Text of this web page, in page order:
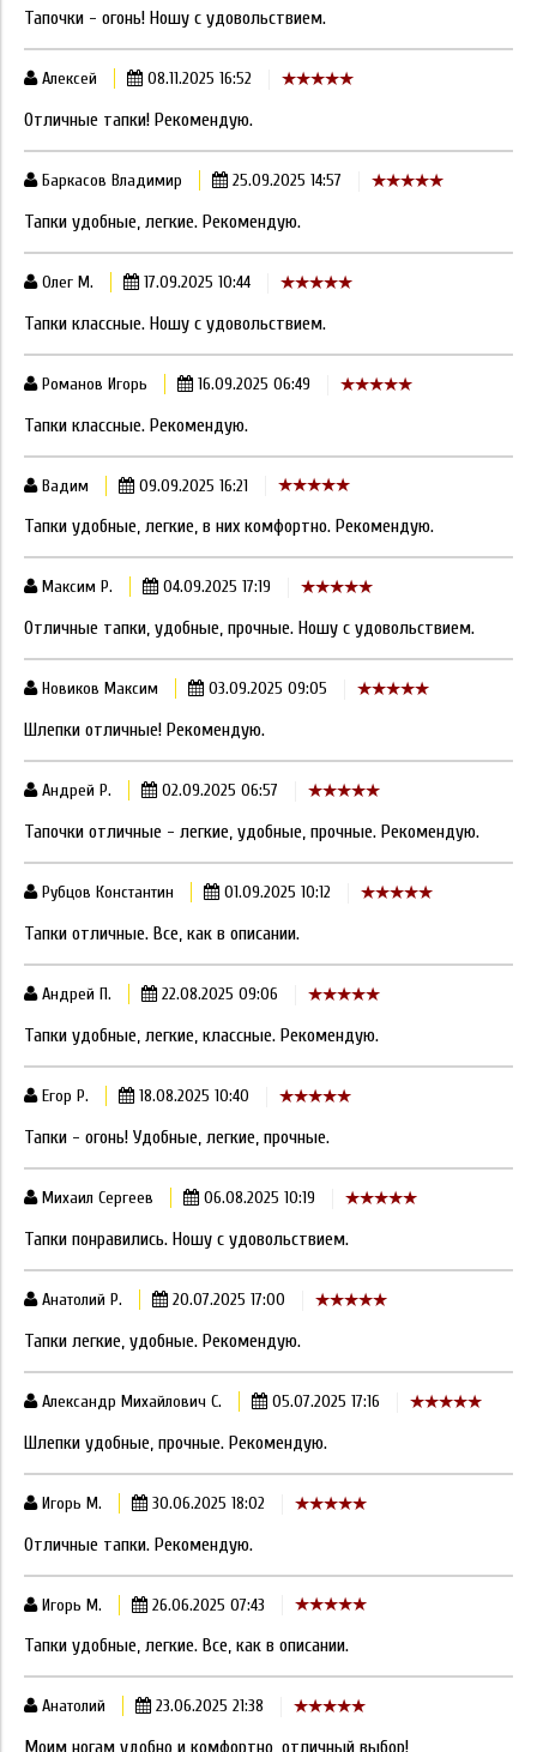
Тапочки - огонь! Ношу с удовольствием.
Алексей 08.11.2025 16:52
Отличные тапки! Рекомендую.
Баркасов Владимир 25.09.2025 14:57
Тапки удобные, легкие. Рекомендую.
Олег М. 17.09.2025 10:44
Тапки классные. Ношу с удовольствием.
Романов Игорь 16.09.2025 06:49
Тапки классные. Рекомендую.
Вадим 09.09.2025 16:21
Тапки удобные, легкие, в них комфортно. Рекомендую.
Максим Р. 04.09.2025 17:19
Отличные тапки, удобные, прочные. Ношу с удовольствием.
Новиков Максим 03.09.2025 09:05
Шлепки отличные! Рекомендую.
Андрей Р. 02.09.2025 06:57
Тапочки отличные - легкие, удобные, прочные. Рекомендую.
Рубцов Константин 01.09.2025 10:12
Тапки отличные. Все, как в описании.
Андрей П. 22.08.2025 09:06
Тапки удобные, легкие, классные. Рекомендую.
Егор Р. 18.08.2025 10:40
Тапки - огонь! Удобные, легкие, прочные.
Михаил Сергеев 06.08.2025 10:19
Тапки понравились. Ношу с удовольствием.
Анатолий Р. 20.07.2025 17:00
Тапки легкие, удобные. Рекомендую.
Александр Михайлович С. 05.07.2025 17:16
Шлепки удобные, прочные. Рекомендую.
Игорь М. 30.06.2025 18:02
Отличные тапки. Рекомендую.
Игорь М. 26.06.2025 07:43
Тапки удобные, легкие. Все, как в описании.
Анатолий 23.06.2025 21:38
Моим ногам удобно и комфортно, отличный выбор!